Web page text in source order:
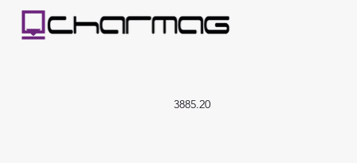
3885.20